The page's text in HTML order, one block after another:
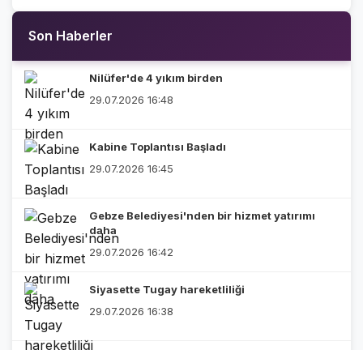
Son Haberler
Nilüfer'de 4 yıkım birden
29.07.2026 16:48
Kabine Toplantısı Başladı
29.07.2026 16:45
Gebze Belediyesi'nden bir hizmet yatırımı
daha
29.07.2026 16:42
Siyasette Tugay hareketliliği
29.07.2026 16:38